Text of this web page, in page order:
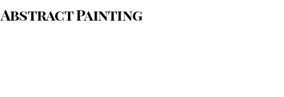
Abstract Painting